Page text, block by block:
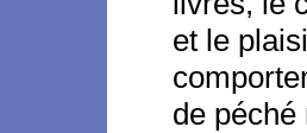
et le
de péché